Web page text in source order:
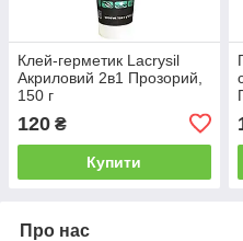
Клей-герметик Lacrysil
Акриловий 2в1 Прозорий,
150 г
120 ₴
Купити
Про нас